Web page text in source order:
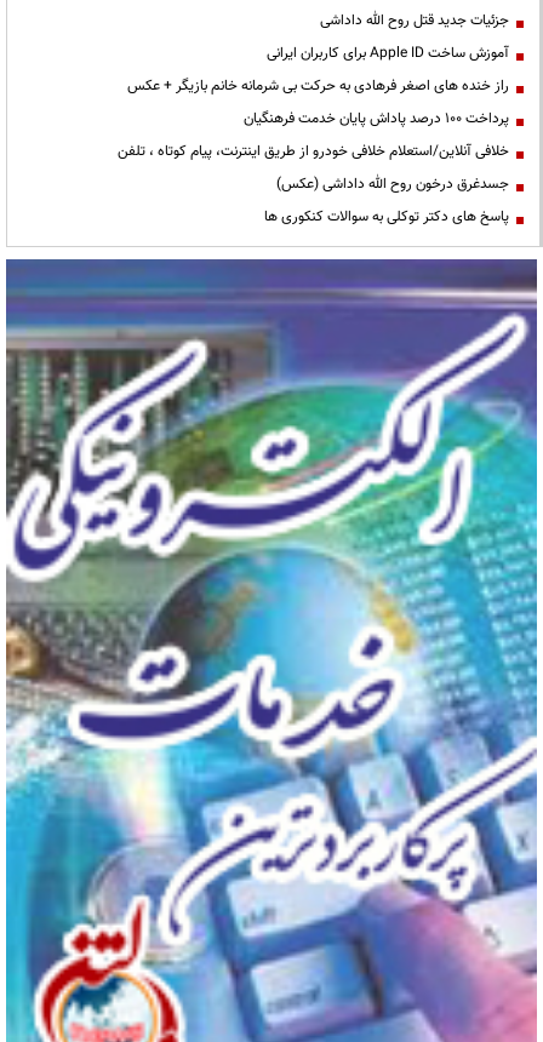
جزئیات جدید قتل روح الله داداشی
آموزش ساخت Apple ID برای کاربران ایرانی
راز خنده های اصغر فرهادی به حرکت بی شرمانه خانم بازیگر + عکس
پرداخت ۱۰۰ درصد پاداش پایان خدمت فرهنگیان
خلافی آنلاین/استعلام خلافی خودرو از طریق اینترنت، پیام کوتاه ، تلفن
جسدغرق درخون روح الله داداشی (عکس)
پاسخ های دکتر توکلی به سوالات کنکوری ها